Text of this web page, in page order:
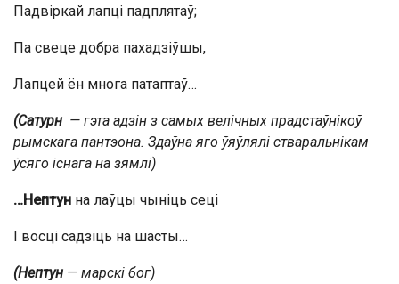
Падвіркай лапці падплятаў;
Па свеце добра пахадзіўшы,
Лапцей ён многа патаптаў…
(Сатурн — гэта адзін з самых велічных прадстаўнікоў
рымскага пантэона. Здаўна яго ўяўлялі стваральнікам
ўсяго існага на зямлі)
…Нептун на лаўцы чыніць сеці
І восці садзіць на шасты…
(Нептун — марскі бог)